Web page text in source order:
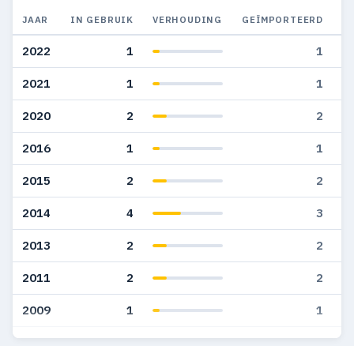
JAAR IN GEBRUIK VERHOUDING GEÏMPORTEERD
2022 1 1
2021 1 1
2020 2 2
2016 1 1
2015 2 2
2014 4 3
2013 2 2
2011 2 2
2009 1 1
2008 3 3